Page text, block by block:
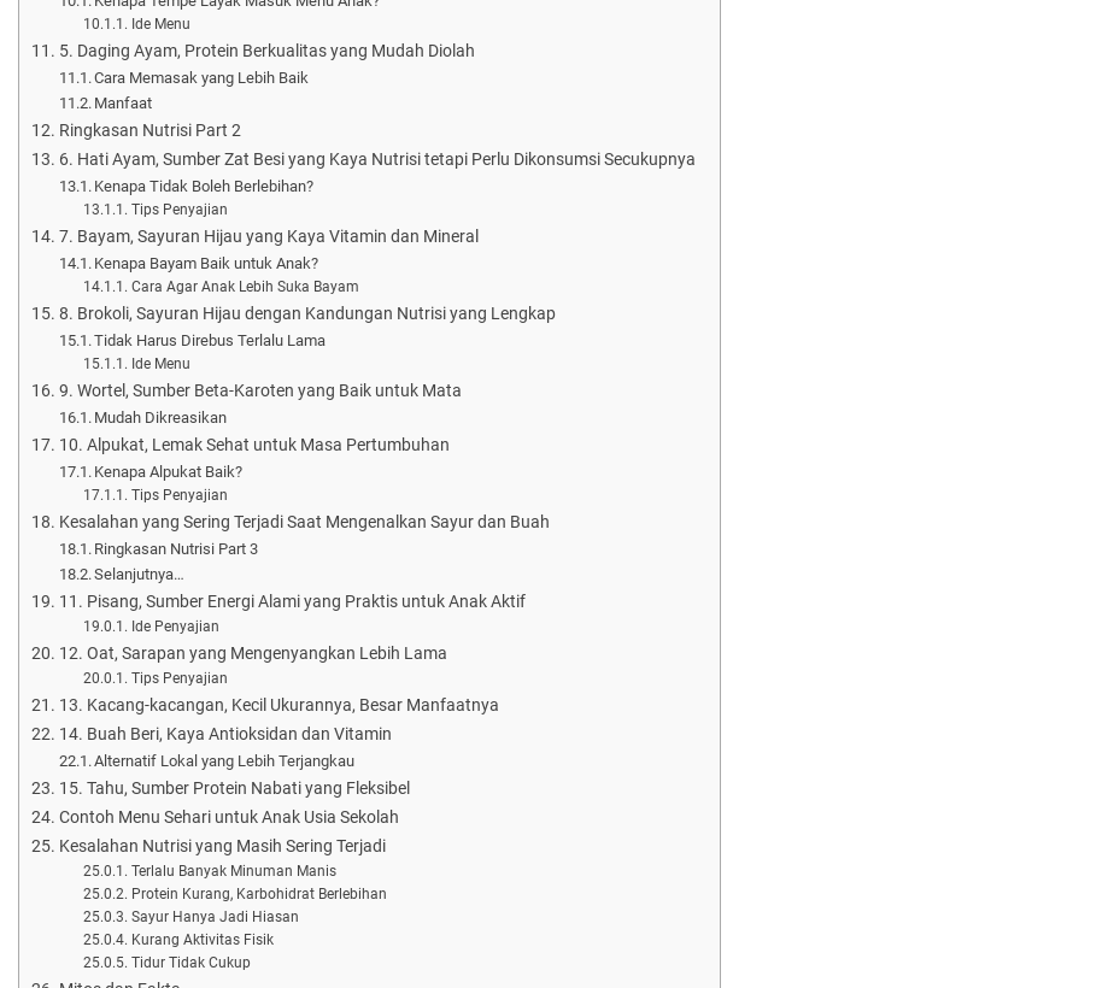
Ide Menu
5. Daging Ayam, Protein Berkualitas yang Mudah Diolah
Cara Memasak yang Lebih Baik
Manfaat
Ringkasan Nutrisi Part 2
6. Hati Ayam, Sumber Zat Besi yang Kaya Nutrisi tetapi Perlu Dikonsumsi Secukupnya
Kenapa Tidak Boleh Berlebihan?
Tips Penyajian
7. Bayam, Sayuran Hijau yang Kaya Vitamin dan Mineral
Kenapa Bayam Baik untuk Anak?
Cara Agar Anak Lebih Suka Bayam
8. Brokoli, Sayuran Hijau dengan Kandungan Nutrisi yang Lengkap
Tidak Harus Direbus Terlalu Lama
Ide Menu
9. Wortel, Sumber Beta-Karoten yang Baik untuk Mata
Mudah Dikreasikan
10. Alpukat, Lemak Sehat untuk Masa Pertumbuhan
Kenapa Alpukat Baik?
Tips Penyajian
Kesalahan yang Sering Terjadi Saat Mengenalkan Sayur dan Buah
Ringkasan Nutrisi Part 3
Selanjutnya…
11. Pisang, Sumber Energi Alami yang Praktis untuk Anak Aktif
Ide Penyajian
12. Oat, Sarapan yang Mengenyangkan Lebih Lama
Tips Penyajian
13. Kacang-kacangan, Kecil Ukurannya, Besar Manfaatnya
14. Buah Beri, Kaya Antioksidan dan Vitamin
Alternatif Lokal yang Lebih Terjangkau
15. Tahu, Sumber Protein Nabati yang Fleksibel
Contoh Menu Sehari untuk Anak Usia Sekolah
Kesalahan Nutrisi yang Masih Sering Terjadi
Terlalu Banyak Minuman Manis
Protein Kurang, Karbohidrat Berlebihan
Sayur Hanya Jadi Hiasan
Kurang Aktivitas Fisik
Tidur Tidak Cukup